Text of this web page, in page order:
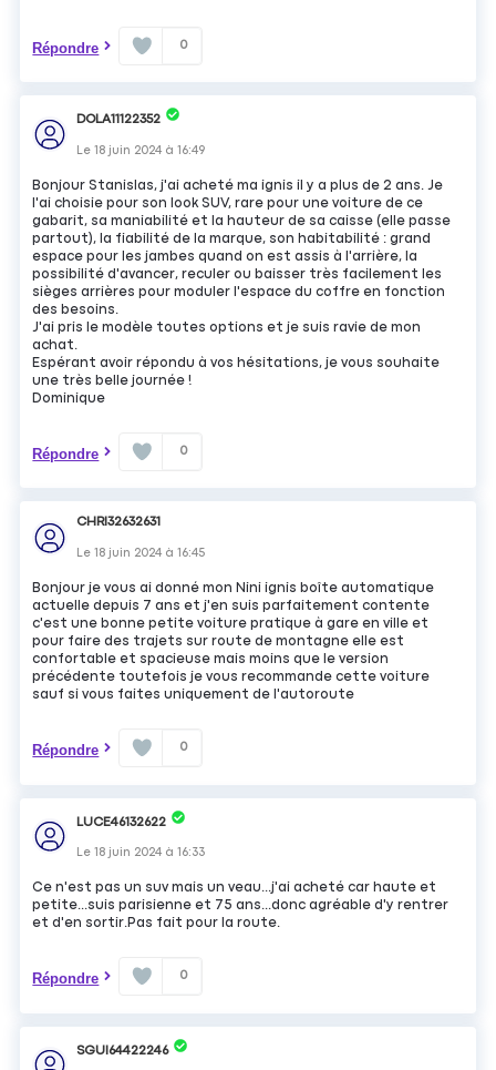
Répondre 0
DOLA11122352
Le18 juin 2024 à16:49
Bonjour Stanislas, j'ai acheté ma ignis il y a plus de 2 ans. Je
l'ai choisie pour son look SUV, rare pour une voiture de ce
gabarit, sa maniabilité et la hauteur de sa caisse (elle passe
partout), la fiabilité de la marque, son habitabilité : grand
espace pour les jambes quand on est assis à l'arrière, la
possibilité d'avancer, reculer ou baisser très facilement les
sièges arrières pour moduler l'espace du coffre en fonction
des besoins.
J'ai pris le modèle toutes options et je suis ravie de mon
achat.
Espérant avoir répondu à vos hésitations, je vous souhaite
une très belle journée !
Dominique
Répondre 0
CHRI32632631
Le18 juin 2024 à16:45
Bonjour je vous ai donné mon Nini ignis boîte automatique
actuelle depuis 7 ans et j'en suis parfaitement contente
c'est une bonne petite voiture pratique à gare en ville et
pour faire des trajets sur route de montagne elle est
confortable et spacieuse mais moins que le version
précédente toutefois je vous recommande cette voiture
sauf si vous faites uniquement de l'autoroute
Répondre 0
LUCE46132622
Le18 juin 2024 à16:33
Ce n'est pas un suv mais un veau...j'ai acheté car haute et
petite...suis parisienne et 75 ans...donc agréable d'y rentrer
et d'en sortir.Pas fait pour la route.
Répondre 0
SGUI64422246